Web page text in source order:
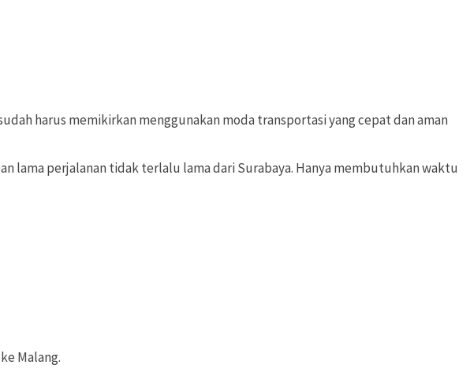
harus memikirkan menggunakan moda transportasi yang cepat dan aman
lama perjalanan tidak terlalu lama dari Surabaya. Hanya membutuhkan waktu
Malang.